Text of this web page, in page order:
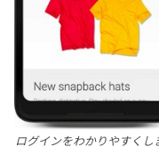
ログインをわかりやすくし